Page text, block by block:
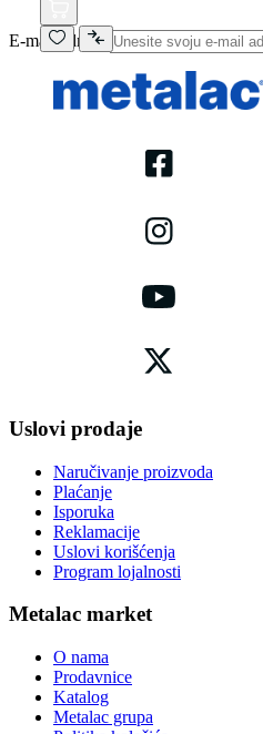
E-mail adresa
Uslovi prodaje
Naručivanje proizvoda
Plaćanje
Isporuka
Reklamacije
Uslovi korišćenja
Program lojalnosti
Metalac market
O nama
Prodavnice
Katalog
Metalac grupa